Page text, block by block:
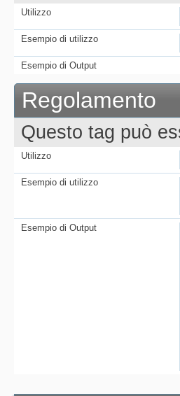
Utilizzo
Esempio di utilizzo
Esempio di Output
Regolamento
Questo tag può
Utilizzo
Esempio di utilizzo
Esempio di Output